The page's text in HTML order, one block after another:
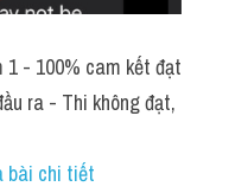
1 - 100% cam kết đạt
ra - Thi không đạt,
bài chi tiết